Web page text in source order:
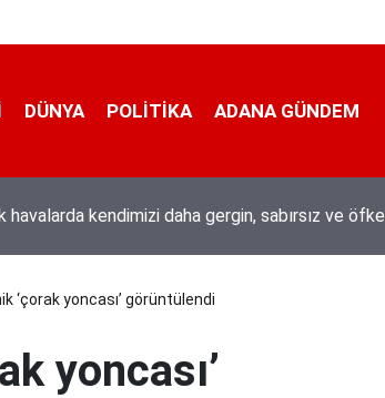
DÜNYA POLİTİKA ADANA GÜNDEM
kanalda yüzdüler hem karpuz yediler
‘çorak yoncası’ görüntülendi
yoncası’